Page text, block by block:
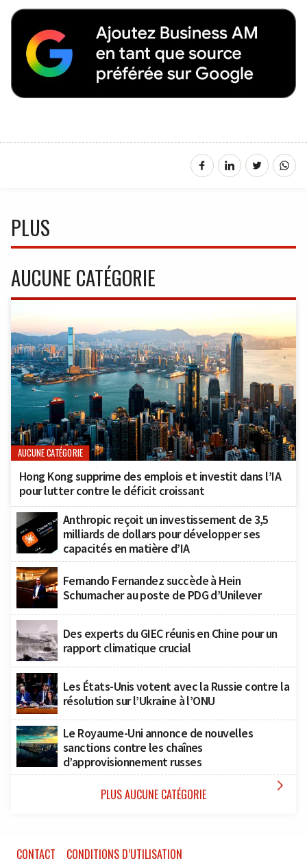
PLUS
AUCUNE CATÉGORIE
AUCUNE CATÉGORIE
Hong Kong supprime des emplois et investit dans l’IA
pour lutter contre le déficit croissant
Anthropic reçoit un investissement de 3,5
milliards de dollars pour développer ses
capacités en matière d’IA
Fernando Fernandez succède à Hein
Schumacher au poste de PDG d’Unilever
Des experts du GIEC réunis en Chine pour un
rapport climatique crucial
Les États-Unis votent avec la Russie contre la
résolution sur l’Ukraine à l’ONU
Le Royaume-Uni annonce de nouvelles
sanctions contre les chaînes
d’approvisionnement russes
PLUS AUCUNE CATÉGORIE 
CONTACT CONDITIONS D’UTILISATION